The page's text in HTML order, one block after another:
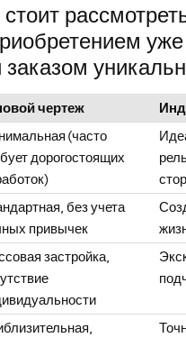
уже
заказом
чертеж
(часто
дорогостоящих
без учета
привычек
застройка,